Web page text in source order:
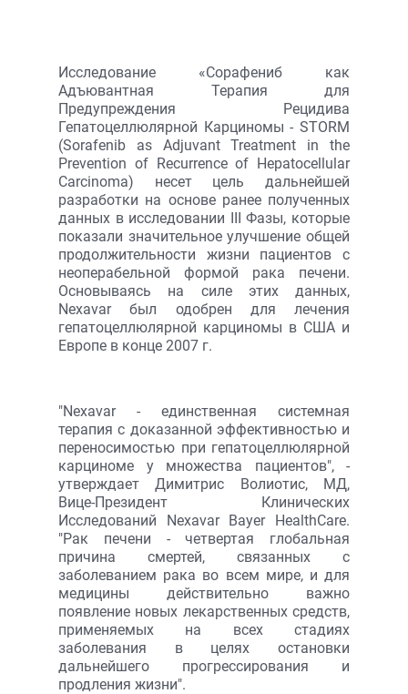
Исследование «Сорафениб как
Адъювантная Терапия для
Предупреждения Рецидива
Гепатоцеллюлярной Карциномы - STORM
(Sorafenib as Adjuvant Treatment in the
Prevention of Recurrence of Hepatocellular
Carcinoma) несет цель дальнейшей
разработки на основе ранее полученных
данных в исследовании III Фазы, которые
показали значительное улучшение общей
продолжительности жизни пациентов с
неоперабельной формой рака печени.
Основываясь на силе этих данных,
Nexavar был одобрен для лечения
гепатоцеллюлярной карциномы в США и
Европе в конце 2007 г.
"Nexavar - единственная системная
терапия с доказанной эффективностью и
переносимостью при гепатоцеллюлярной
карциноме у множества пациентов", -
утверждает Димитрис Волиотис, МД,
Вице-Президент Клинических
Исследований Nexavar Bayer HealthCare.
"Рак печени - четвертая глобальная
причина смертей, связанных с
заболеванием рака во всем мире, и для
медицины действительно важно
появление новых лекарственных средств,
применяемых на всех стадиях
заболевания в целях остановки
дальнейшего прогрессирования и
продления жизни".